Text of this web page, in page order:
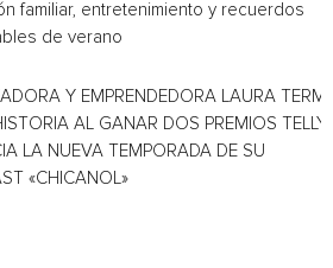
familiar, entretenimiento y recuerdos
de verano
Y EMPRENDEDORA LAURA
AL GANAR DOS PREMIOS TELLY
LA NUEVA TEMPORADA DE SU
«CHICANOL»